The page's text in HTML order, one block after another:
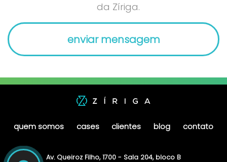
da Zíriga.
quem somos cases clientes blog contato
Av. Queiroz Filho, 1700 - Sala 204, bloco B